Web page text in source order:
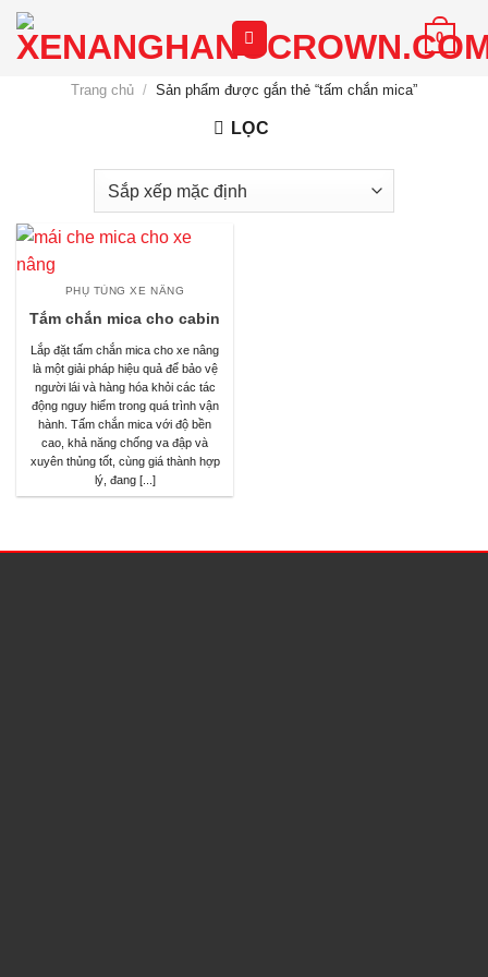
Chuyển
đến
0
Trang chủ / Sản phẩm được gắn thẻ “tấm chắn mica”
LỌC
PHỤ TÙNG XE NÂNG
Tắm chắn mica cho cabin
Lắp đặt tấm chắn mica cho xe nâng
là một giải pháp hiệu quả để bảo vệ
người lái và hàng hóa khỏi các tác
động nguy hiểm trong quá trình vận
hành. Tấm chắn mica với độ bền
cao, khả năng chống va đập và
xuyên thủng tốt, cùng giá thành hợp
lý, đang [...]